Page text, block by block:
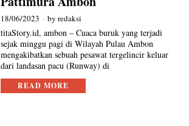
18/06/2023 byredaksi
titaStory.id, ambon – Cuaca buruk yang terjadi
sejak minggu pagi di Wilayah Pulau Ambon
mengakibatkan sebuah pesawat tergelincir keluar
dari landasan pacu (Runway) di
READ MORE